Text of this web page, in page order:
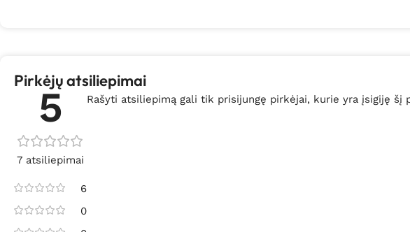
Pirkėjų atsiliepimai
5
7 atsiliepimai
6
0
Rašyti atsiliepimą gali tik prisijungę pirkėjai, kurie yra įsigiję šį